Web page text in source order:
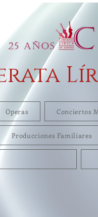
Operas Conciertos
Producciones Familiares